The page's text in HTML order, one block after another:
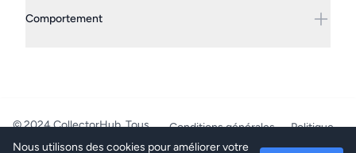
Nous utilisons des cookies pour améliorer votre
Comportement
© 2024 CollectorHub. Tous
droits réservés.
Conditions générales
Politique
de confidentialité